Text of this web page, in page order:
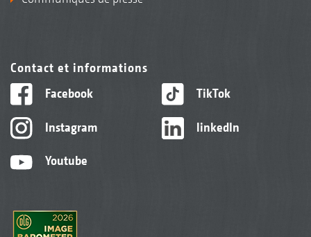
Contact et informations
Facebook
Instagram
Youtube
TikTok
linkedIn